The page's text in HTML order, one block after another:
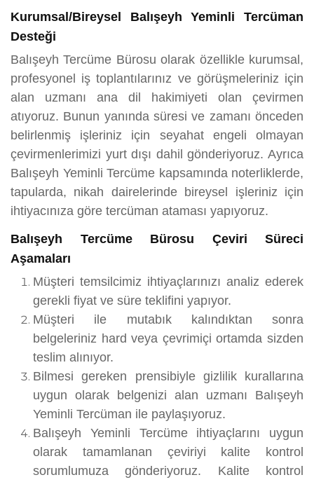
Kurumsal/Bireysel Balışeyh Yeminli Tercüman
Desteği
Balışeyh Tercüme Bürosu olarak özellikle kurumsal,
profesyonel iş toplantılarınız ve görüşmeleriniz için
alan uzmanı ana dil hakimiyeti olan çevirmen
atıyoruz. Bunun yanında süresi ve zamanı önceden
belirlenmiş işleriniz için seyahat engeli olmayan
çevirmenlerimizi yurt dışı dahil gönderiyoruz. Ayrıca
Balışeyh Yeminli Tercüme kapsamında noterliklerde,
tapularda, nikah dairelerinde bireysel işleriniz için
ihtiyacınıza göre tercüman ataması yapıyoruz.
Balışeyh Tercüme Bürosu Çeviri Süreci
Aşamaları
Müşteri temsilcimiz ihtiyaçlarınızı analiz ederek
gerekli fiyat ve süre teklifini yapıyor.
Müşteri ile mutabık kalındıktan sonra
belgeleriniz hard veya çevrimiçi ortamda sizden
teslim alınıyor.
Bilmesi gereken prensibiyle gizlilik kurallarına
uygun olarak belgenizi alan uzmanı Balışeyh
Yeminli Tercüman ile paylaşıyoruz.
Balışeyh Yeminli Tercüme ihtiyaçlarını uygun
olarak tamamlanan çeviriyi kalite kontrol
sorumlumuza gönderiyoruz. Kalite kontrol